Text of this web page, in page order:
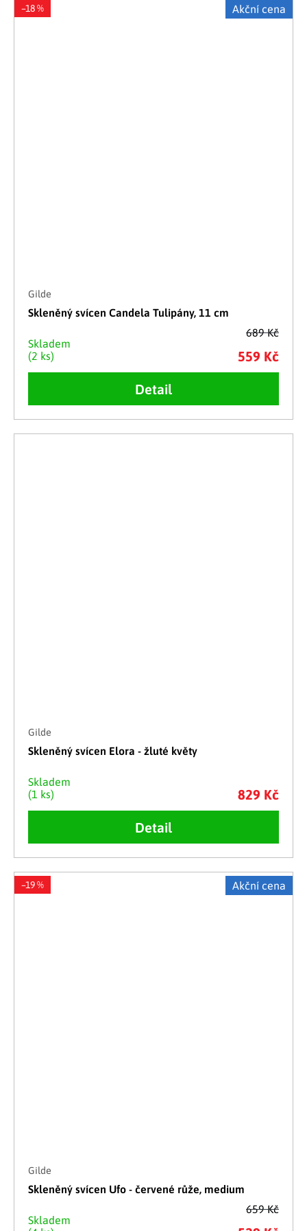
Akční cena
689 Kč
–18 %
Gilde
Skleněný svícen Candela Tulipány, 11 cm
Skladem
(2 ks)
559 Kč
Detail
Gilde
Skleněný svícen Elora - žluté květy
Skladem
(1 ks)
829 Kč
Detail
Akční cena
659 Kč
–19 %
Gilde
Skleněný svícen Ufo - červené růže, medium
Skladem